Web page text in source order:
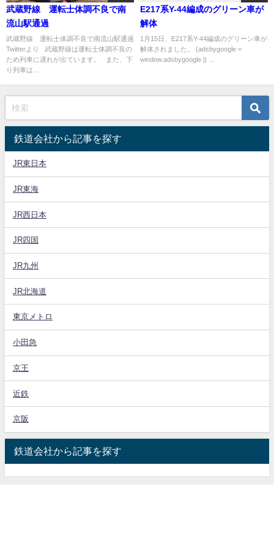
武蔵野線 運転士体調不良で南
流山駅通過
武蔵野線 運転士体調不良で南流山駅通過
Twitterより 武蔵野線は運転士体調不良の
ため列車に遅れが出ています。 また、下
り列車は...
E217系Y-44編成のグリーン車が
解体
1月15日、E217系Y-44編成のグリーン車が
解体されました。 (adsbygoogle =
window.adsbygoogle || ...
鉄道会社から記事を探す
JR東日本
JR東海
JR西日本
JR四国
JR九州
JR北海道
東京メトロ
小田急
京王
近鉄
京阪
鉄道会社から記事を探す